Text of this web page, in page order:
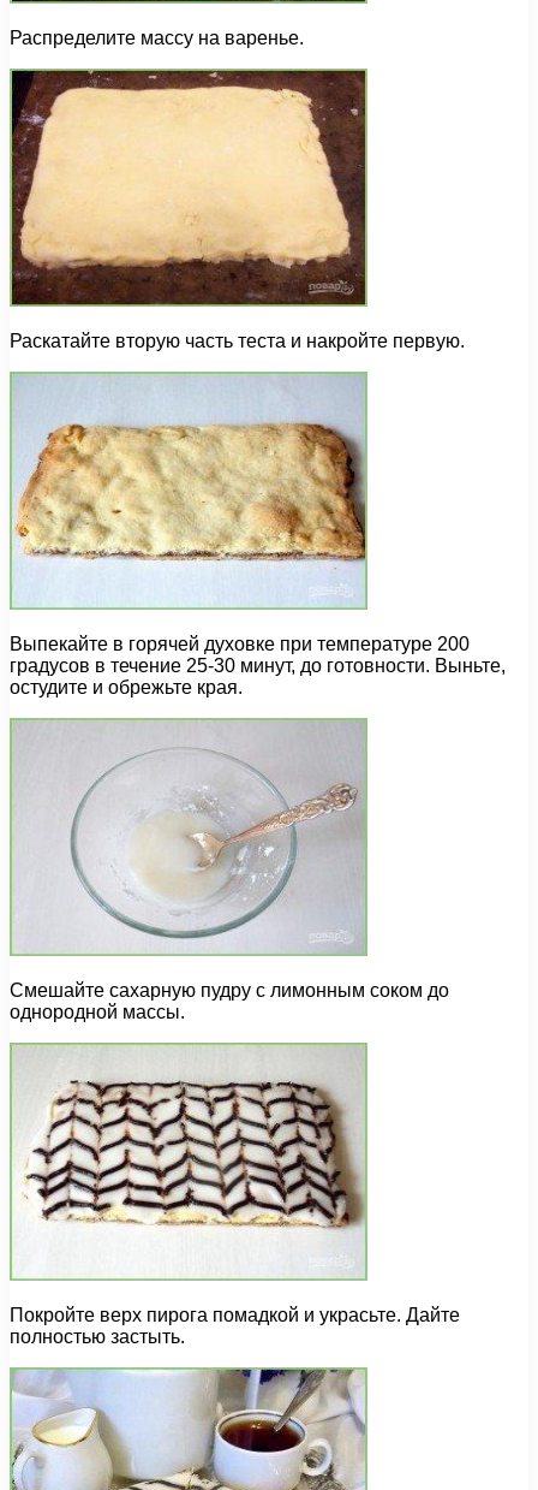
Распределите массу на варенье.
Раскатайте вторую часть теста и накройте первую.
Выпекайте в горячей духовке при температуре 200
градусов в течение 25-30 минут, до готовности. Выньте,
остудите и обрежьте края.
Смешайте сахарную пудру с лимонным соком до
однородной массы.
Покройте верх пирога помадкой и украсьте. Дайте
полностью застыть.